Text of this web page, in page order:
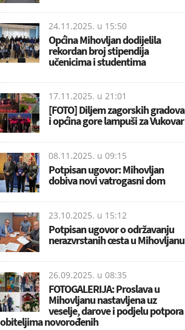
24.11.2025. u 15:50
Općina Mihovljan dodijelila
rekordan broj stipendija
učenicima i studentima
17.11.2025. u 21:01
[FOTO] Diljem zagorskih gradova
i općina gore lampuši za Vukovar
08.11.2025. u 09:15
Potpisan ugovor: Mihovljan
dobiva novi vatrogasni dom
23.10.2025. u 15:12
Potpisan ugovor o održavanju
nerazvrstanih cesta u Mihovljanu
26.09.2025. u 08:35
FOTOGALERIJA: Proslava u
Mihovljanu nastavljena uz
veselje, darove i podjelu potpora
obiteljima novorođenih